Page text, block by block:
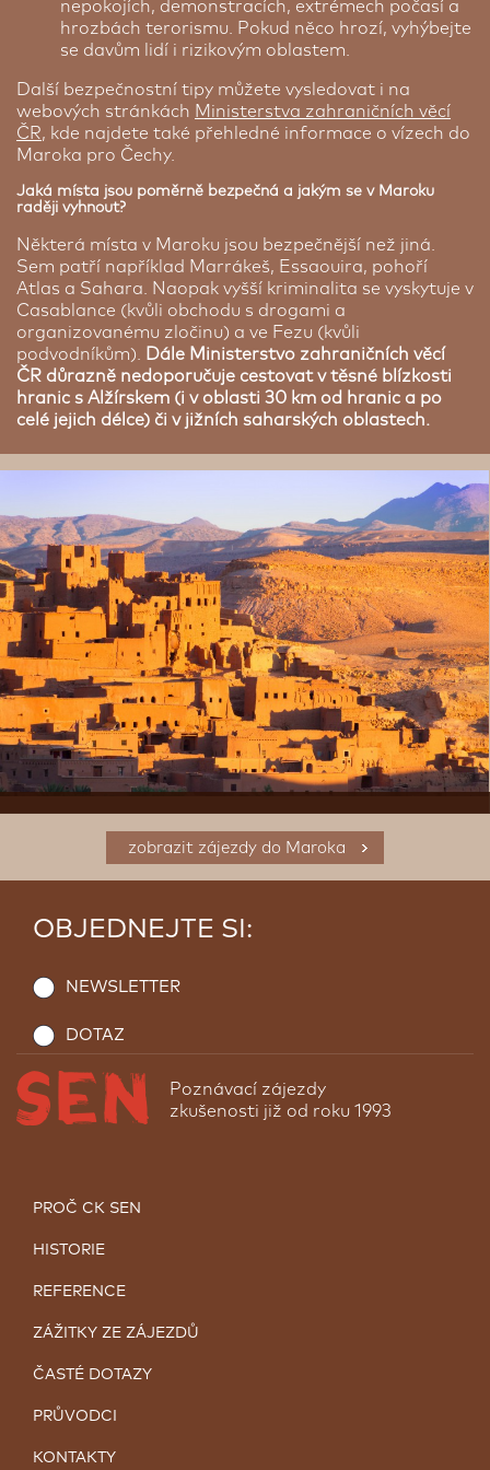
nepokojích, demonstracích, extrémech počasí a
hrozbách terorismu. Pokud něco hrozí, vyhýbejte
se davům lidí i rizikovým oblastem.
Další bezpečnostní tipy můžete vysledovat i na
webových stránkách Ministerstva zahraničních věcí
ČR, kde najdete také přehledné informace o vízech do
Maroka pro Čechy.
Jaká místa jsou poměrně bezpečná a jakým se v Maroku
raději vyhnout?
Některá místa v Maroku jsou bezpečnější než jiná.
Sem patří například Marrákeš, Essaouira, pohoří
Atlas a Sahara. Naopak vyšší kriminalita se vyskytuje v
Casablance (kvůli obchodu s drogami a
organizovanému zločinu) a ve Fezu (kvůli
podvodníkům).
Dále Ministerstvo zahraničních věcí
ČR důrazně nedoporučuje cestovat v těsné blízkosti
hranic s Alžírskem (i v oblasti 30 km od hranic a po
celé jejich délce) či v jižních saharských oblastech.
zobrazit zájezdy do Maroka
OBJEDNEJTE SI:
NEWSLETTER
DOTAZ
Poznávací zájezdy
zkušenosti již od roku 1993
PROČ CK SEN
HISTORIE
REFERENCE
ZÁŽITKY ZE ZÁJEZDŮ
ČASTÉ DOTAZY
PRŮVODCI
KONTAKTY